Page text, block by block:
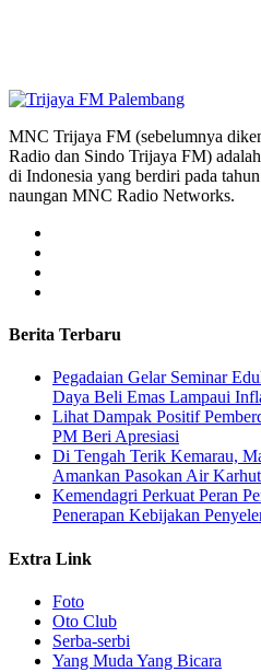
MNC Trijaya FM (sebelumnya
Radio dan Sindo Trijaya FM)
di Indonesia yang berdiri pada
naungan MNC Radio Networks.
Berita Terbaru
Pegadaian Gelar Seminar
Daya Beli Emas Lampaui
Lihat Dampak Positif
PM Beri Apresiasi
​Di Tengah Terik Kemarau,
Amankan Pasokan Air
Kemendagri Perkuat Peran
Penerapan Kebijakan
Extra Link
Foto
Oto Club
Serba-serbi
Yang Muda Yang Bicara